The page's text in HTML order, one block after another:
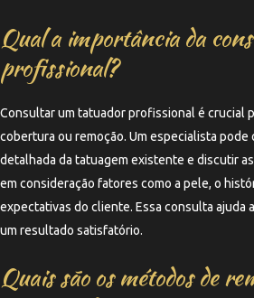
Qual a importância da
profissional?
Consultar um tatuador profissional é crucial
cobertura ou remoção. Um especialista pode
detalhada da tatuagem existente e discutir
em consideração fatores como a pele, o
expectativas do cliente. Essa consulta ajuda
um resultado satisfatório.
Quais são os métodos de